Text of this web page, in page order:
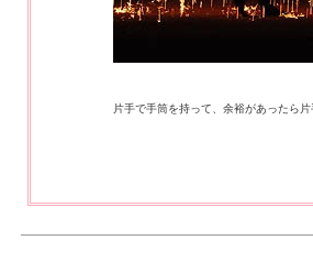
片手で手筒を持って、余裕があったら片